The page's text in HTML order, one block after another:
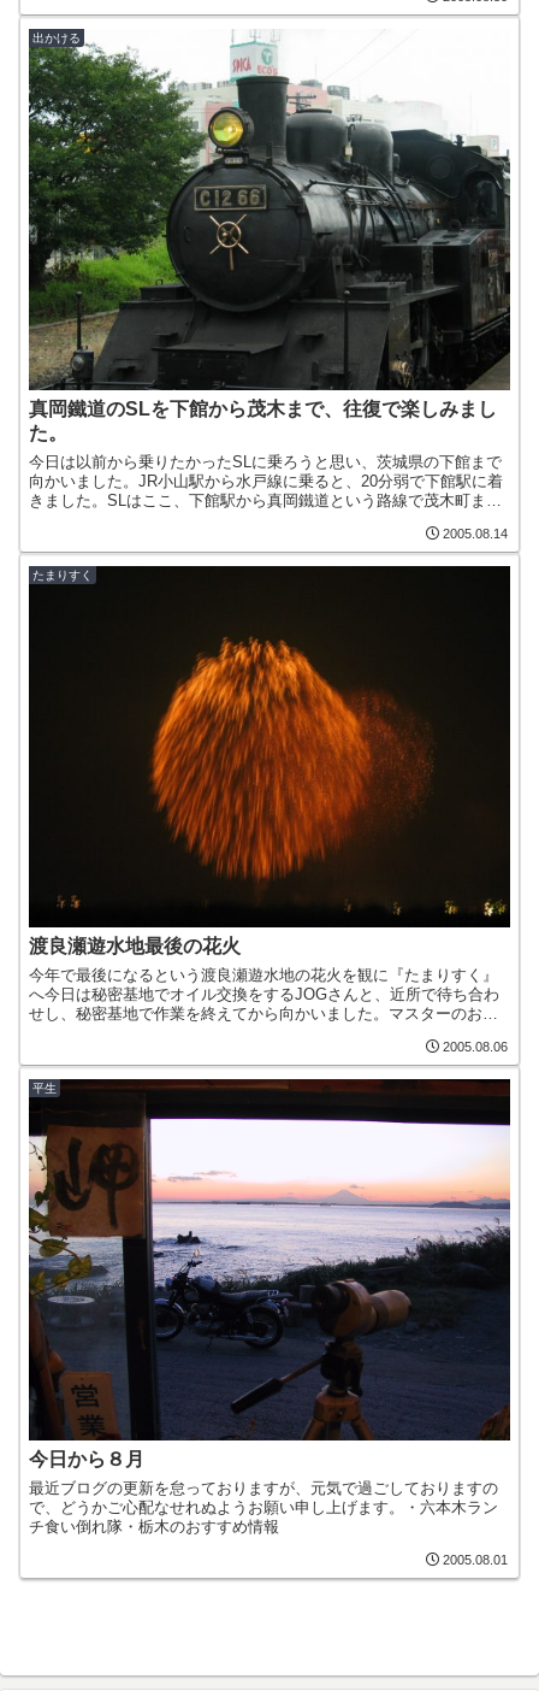
出かける
真岡鐵道のSLを下館から茂木まで、往復で楽しみまし
た。
今日は以前から乗りたかったSLに乗ろうと思い、茨城県の下館まで
向かいました。JR小山駅から水戸線に乗ると、20分弱で下館駅に着
きました。SLはここ、下館駅から真岡鐵道という路線で茂木町まで
2005.08.14
たまりすく
渡良瀬遊水地最後の花火
今年で最後になるという渡良瀬遊水地の花火を観に『たまりすく』
へ今日は秘密基地でオイル交換をするJOGさんと、近所で待ち合わ
せし、秘密基地で作業を終えてから向かいました。マスターのお話
2005.08.06
平生
今日から８月
最近ブログの更新を怠っておりますが、元気で過ごしておりますの
で、どうかご心配なせれぬようお願い申し上げます。・六本木ラン
チ食い倒れ隊・栃木のおすすめ情報
2005.08.01